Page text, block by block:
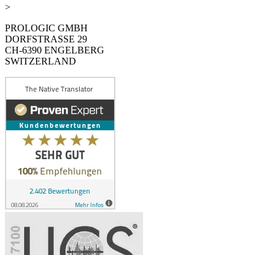
>
PROLOGIC GMBH
DORFSTRASSE 29
CH-6390 ENGELBERG
SWITZERLAND